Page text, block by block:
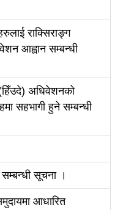
राक्सिराङ्ग
आह्वान सम्बन्धी
(हिँउदे) अधिवेशनको
सहभागी हुने सम्बन्धी
सूचना ।
आधारित